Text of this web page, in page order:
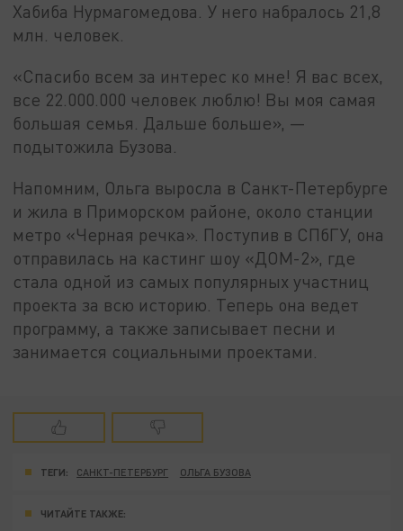
Хабиба Нурмагомедова. У него набралось 21,8
млн. человек.
«Спасибо всем за интерес ко мне! Я вас всех,
все 22.000.000 человек люблю! Вы моя самая
большая семья. Дальше больше», —
подытожила Бузова.
Напомним, Ольга выросла в Санкт-Петербурге
и жила в Приморском районе, около станции
метро «Черная речка». Поступив в СПбГУ, она
отправилась на кастинг шоу «ДОМ-2», где
стала одной из самых популярных участниц
проекта за всю историю. Теперь она ведет
программу, а также записывает песни и
занимается социальными проектами.
ТЕГИ: САНКТ-ПЕТЕРБУРГ ОЛЬГА БУЗОВА
ЧИТАЙТЕ ТАКЖЕ: